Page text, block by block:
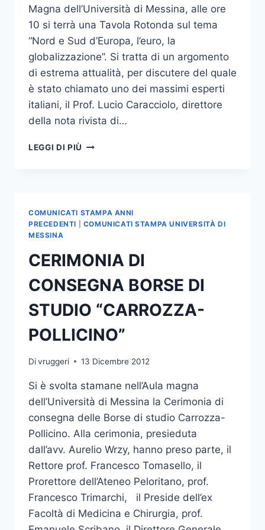
Magna dell’Università di Messina, alle ore
10 si terrà una Tavola Rotonda sul tema
“Nord e Sud d’Europa, l’euro, la
globalizzazione”. Si tratta di un argomento
di estrema attualità, per discutere del quale
è stato chiamato uno dei massimi esperti
italiani, il Prof. Lucio Caracciolo, direttore
della nota rivista di…
LEGGI DI PIÙ TAVOLA
COMUNICATI STAMPA ANNI
PRECEDENTI
COMUNICATI STAMPA UNIVERSITÀ DI
MESSINA
CERIMONIA DI
CONSEGNA BORSE DI
STUDIO “CARROZZA-
POLLICINO”
Divruggeri 13 Dicembre 2012
Si è svolta stamane nell’Aula magna
dell’Università di Messina la Cerimonia di
consegna delle Borse di studio Carrozza-
Pollicino. Alla cerimonia, presieduta
dall’avv. Aurelio Wrzy, hanno preso parte, il
Rettore prof. Francesco Tomasello, il
Prorettore dell’Ateneo Peloritano, prof.
Francesco Trimarchi, il Preside dell’ex
Facoltà di Medicina e Chirurgia, prof.